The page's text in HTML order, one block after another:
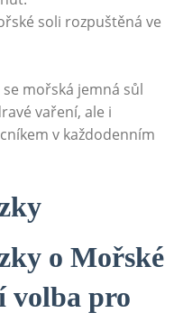
soli rozpuštěná ve
mořská jemná sůl
vaření, ale i
v každodenním
o Mořské
volba pro